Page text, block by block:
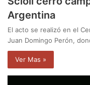
Argentina
El acto se realizó en el
Juan Domingo Perón,
Ver Mas »